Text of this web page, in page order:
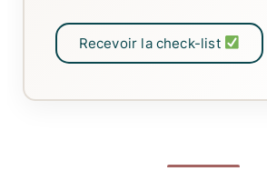
Recevoir la check-list